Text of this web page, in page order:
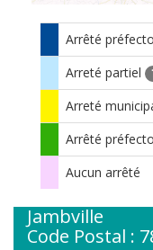
Arrêté
Arreté partiel
Arreté
Arrêté
Aucun arrêté
Jambville
Code Postal :